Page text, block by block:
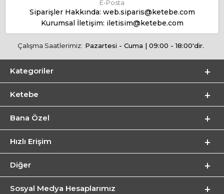
E-Posta
Siparişler Hakkında: web.siparis@ketebe.com
Kurumsal İletişim: iletisim@ketebe.com
Çalışma Saatlerimiz: Pazartesi - Cuma | 09:00 - 18:00'dir.
Kategoriler
Ketebe
Bana Özel
Hızlı Erişim
Diğer
Sosyal Medya Hesaplarımız